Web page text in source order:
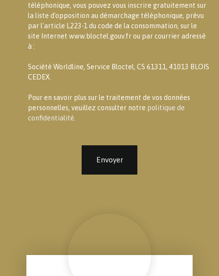
téléphonique, vous pouvez vous inscrire gratuitement sur
la liste d'opposition au démarchage téléphonique, prévu
par l'article L223-1 du code de la consommation, sur le
site Internet www.bloctel.gouv.fr ou par courrier adressé
à :
Société Worldline, Service Bloctel, CS 61311, 41013 BLOIS
CEDEX.
Pour en savoir plus sur le traitement de vos données
personnelles, veuillez consulter notre politique de
confidentialité
Envoyer